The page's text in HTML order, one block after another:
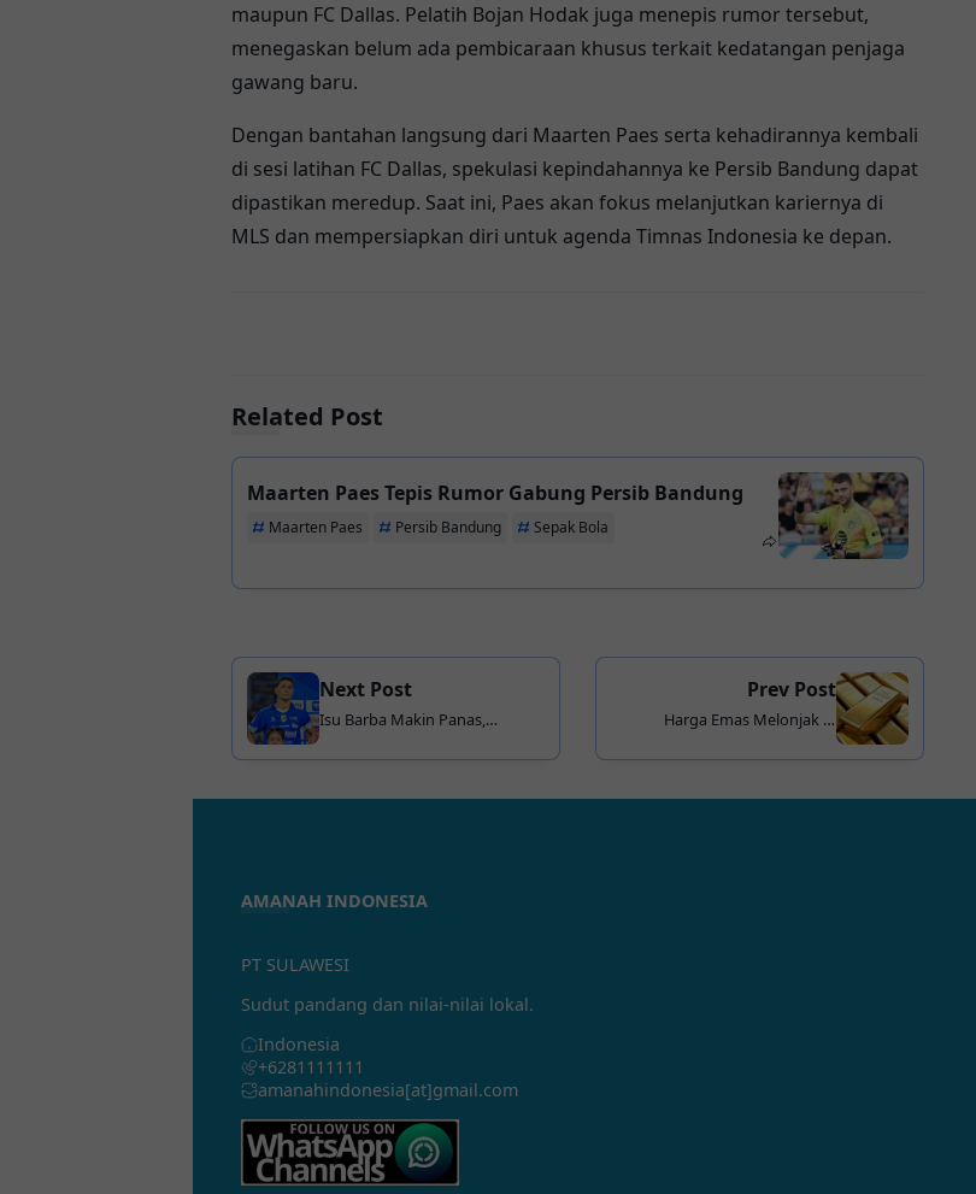
maupun FC Dallas. Pelatih Bojan Hodak juga menepis rumor tersebut,
menegaskan belum ada pembicaraan khusus terkait kedatangan penjaga
gawang baru.
Dengan bantahan langsung dari Maarten Paes serta kehadirannya kembali
di sesi latihan FC Dallas, spekulasi kepindahannya ke Persib Bandung dapat
dipastikan meredup. Saat ini, Paes akan fokus melanjutkan kariernya di
MLS dan mempersiapkan diri untuk agenda Timnas Indonesia ke depan.
Related Post
Maarten Paes Tepis Rumor Gabung Persib Bandung
Maarten Paes Persib Bandung Sepak Bola
Next Post
Isu Barba Makin Panas,
Prev Post
Harga Emas Melonjak di
Haven
AMANAH INDONESIA
PT SULAWESI
Sudut pandang dan nilai-nilai lokal.
Indonesia
+6281111111
amanahindonesia[at]gmail.com